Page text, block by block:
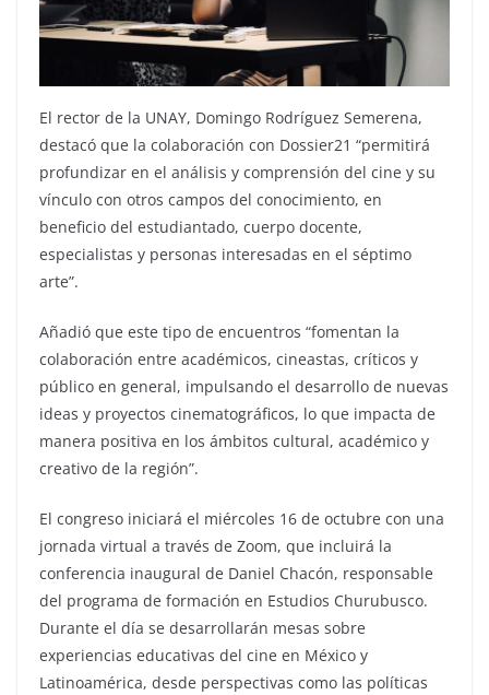
El rector de la UNAY, Domingo Rodríguez Semerena,
destacó que la colaboración con Dossier21 “permitirá
profundizar en el análisis y comprensión del cine y su
vínculo con otros campos del conocimiento, en
beneficio del estudiantado, cuerpo docente,
especialistas y personas interesadas en el séptimo
arte”.
Añadió que este tipo de encuentros “fomentan la
colaboración entre académicos, cineastas, críticos y
público en general, impulsando el desarrollo de nuevas
ideas y proyectos cinematográficos, lo que impacta de
manera positiva en los ámbitos cultural, académico y
creativo de la región”.
El congreso iniciará el miércoles 16 de octubre con una
jornada virtual a través de Zoom, que incluirá la
conferencia inaugural de Daniel Chacón, responsable
del programa de formación en Estudios Churubusco.
Durante el día se desarrollarán mesas sobre
experiencias educativas del cine en México y
Latinoamérica, desde perspectivas como las políticas